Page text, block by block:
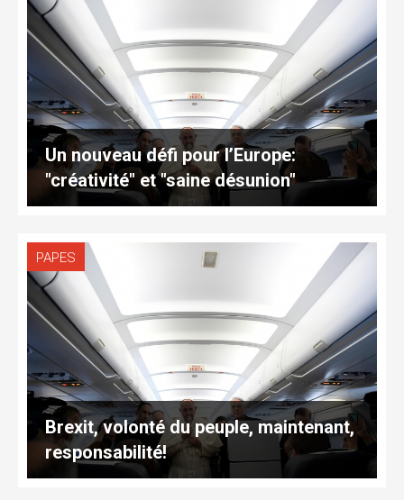
Un nouveau défi pour l’Europe:
"créativité" et "saine désunion"
PAPES
Brexit, volonté du peuple, maintenant,
responsabilité!